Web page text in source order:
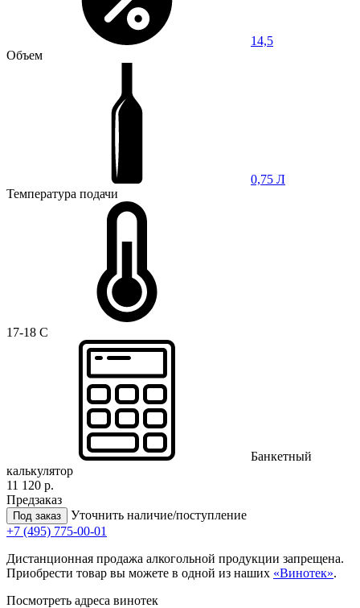
14,5
Объем
0,75 Л
Температура подачи
17-18 C
Банкетный
калькулятор
11 120 р.
Предзаказ
Под заказ
Уточнить наличие/поступление
+7 (495) 775-00-01
Дистанционная продажа алкогольной продукции запрещена.
Приобрести товар вы можете в одной из наших «Винотек».
Посмотреть адреса винотек